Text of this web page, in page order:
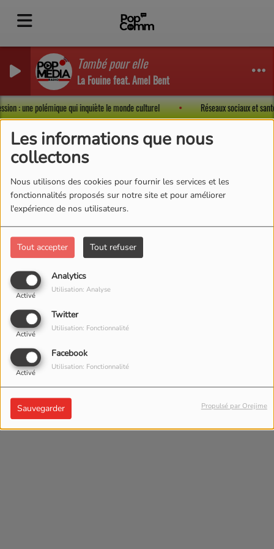
Les informations que nous
collectons
Nous utilisons des cookies pour fournir les services et les
fonctionnalités proposés sur notre site et pour améliorer
l'expérience de nos utilisateurs.
Tout accepter Tout refuser
Analytics
Activé
Utilisation: Analyse
Twitter
Activé
Utilisation: Fonctionnalité
Facebook
Activé
Utilisation: Fonctionnalité
Sauvegarder Propulsé par Orejime
Tombé pour elle
La Fouine feat. Amel Bent
: une polémique qui inquiète le monde culturel Réseaux sociaux et
Hauts-de-Seine (92)